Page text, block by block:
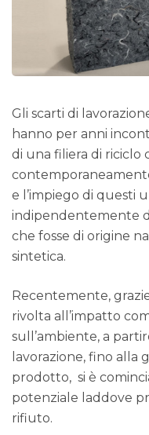
Gli scarti di
hanno per anni
di una filiera di riciclo
e l’impiego di questi
indipendentemente
che fosse di origine
sintetica.
Recentemente,
rivolta all’impatto
sull’ambiente, a
lavorazione, fino alla
prodotto, si è
potenziale laddove
rifiuto.